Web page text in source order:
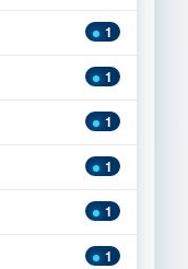
1
1
1
1
1
1